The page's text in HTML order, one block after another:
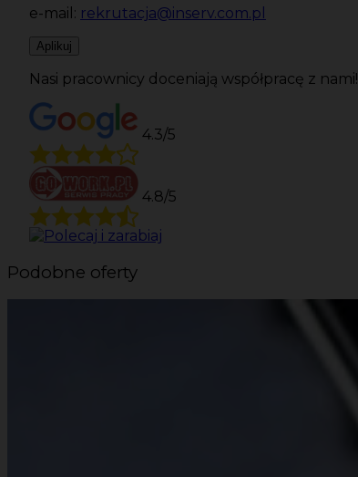
e-mail: rekrutacja@inserv.com.pl
Aplikuj
Nasi pracownicy doceniają współpracę z nami!
4.3/5
4.8/5
Podobne oferty